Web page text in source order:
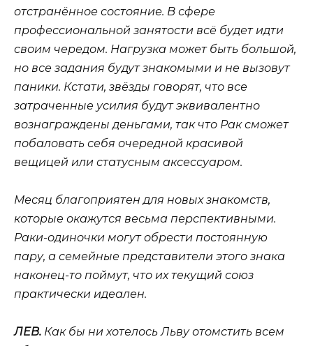
отстранённое состояние. В сфере
профессиональной занятости всё будет идти
своим чередом. Нагрузка может быть большой,
но все задания будут знакомыми и не вызовут
паники. Кстати, звёзды говорят, что все
затраченные усилия будут эквивалентно
вознаграждены деньгами, так что Рак сможет
побаловать себя очередной красивой
вещицей или статусным аксессуаром.
Месяц благоприятен для новых знакомств,
которые окажутся весьма перспективными.
Раки-одиночки могут обрести постоянную
пару, а семейные представители этого знака
наконец-то поймут, что их текущий союз
практически идеален.
ЛЕВ. Как бы ни хотелось Льву отомстить всем